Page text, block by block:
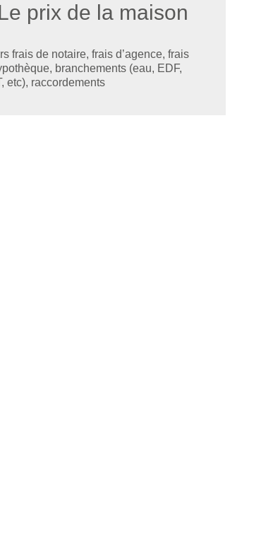
prix de la maison
frais de notaire, frais d’agence, frais
branchements (eau, EDF,
etc), raccordements